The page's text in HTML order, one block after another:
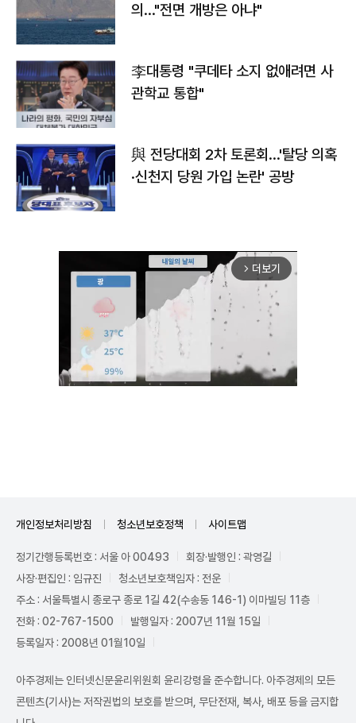
의…"전면 개방은 아냐"
李대통령 "쿠데타 소지 없애려면 사
관학교 통합"
與 전당대회 2차 토론회…'탈당 의혹
·신천지 당원 가입 논란' 공방
arrow_forward_ios 더보기
개인정보처리방침 청소년보호정책 사이트맵
정기간행등록번호 : 서울 아 00493
회장·발행인 : 곽영길
사장·편집인 : 임규진
청소년보호책임자 : 전운
주소 : 서울특별시 종로구 종로 1길 42(수송동 146-1) 이마빌딩 11층
전화 : 02-767-1500
발행일자 : 2007년 11월 15일
등록일자 : 2008년 01월10일
아주경제는 인터넷신문윤리위원회 윤리강령을 준수합니다. 아주경제의 모든
콘텐츠(기사)는 저작권법의 보호를 받으며, 무단전재, 복사, 배포 등을 금지합